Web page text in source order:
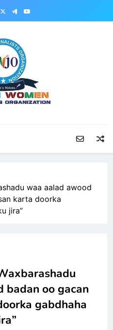
waa aalad awood
karta doorka
jira”
badan oo gacan
gabdhaha